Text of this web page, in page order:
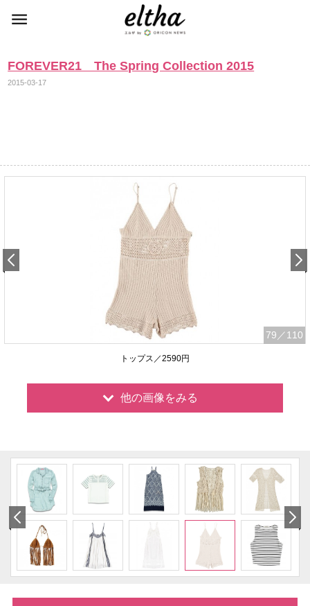
FOREVER21 The Spring Collection 2015
2015-03-17
79 ／110
トップス／2590円
他の画像をみる